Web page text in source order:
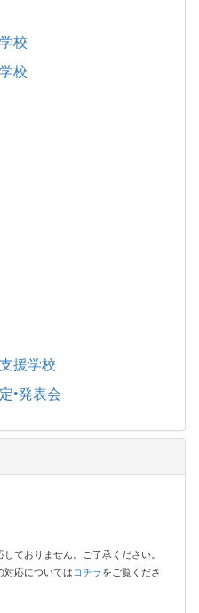
校
校
援学校
•発表会
ておりません。ご了承ください。
応については コチラ をご覧くださ